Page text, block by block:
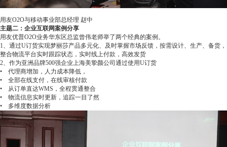
用友O2O与移动事业部总经理 赵中
主题二：企业互联网案例分享
用友优普O2O业务华东区总监曾伟老师举了两个经典的案例。
1、通过U订货实现梦丽莎产品多元化、及时掌握市场反馈，按需设计、生产、备货，
整合物流平台实时跟踪状态，实时线上付款，高效发货
2、作为亚洲品牌500强企业上海美挚颜公司通过使用U订货
• 代理商增加，人力成本降低，
• 全部在线支付，在线审核付款
• 从订单直达WMS，全程贯通整合
• 物流信息实时更新，追踪一目了然
• 多维度数据分析